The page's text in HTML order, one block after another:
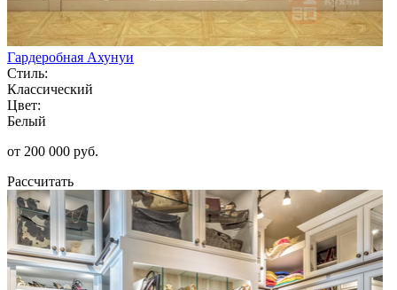
Гардеробная Ахунуи
Стиль:
Классический
Цвет:
Белый
от 200 000 руб.
Рассчитать